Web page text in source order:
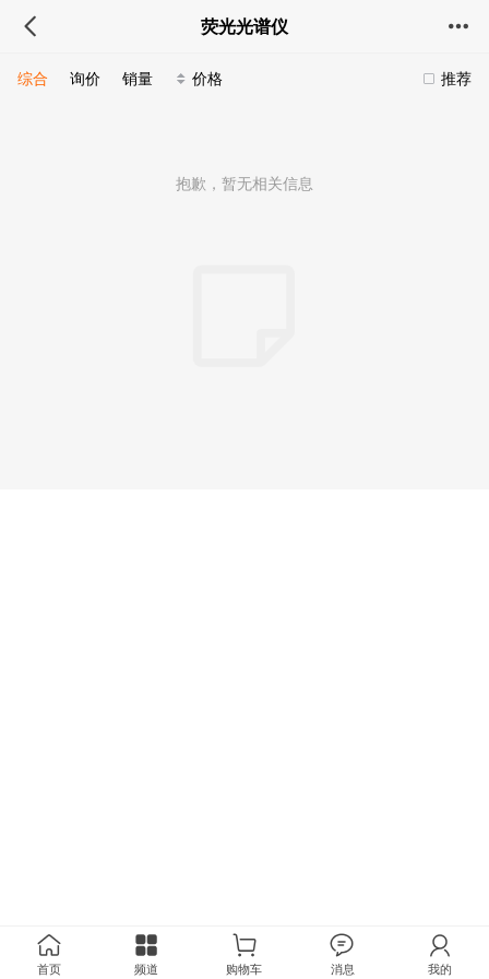
荧光光谱仪
推荐
综合 询价 销量 价格
抱歉，暂无相关信息
首页 频道 购物车 消息 我的